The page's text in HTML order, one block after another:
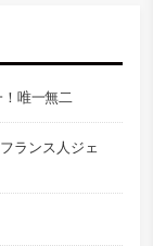
！唯一無二
ランス人ジェ